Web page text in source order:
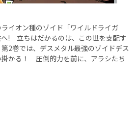
イオン種のゾイド「ワイルドライガ
! 立ちはだかるのは、この世を支配す
2巻では、デスメタル最強のゾイドデス
掛かる！ 圧倒的力を前に、アラシたち